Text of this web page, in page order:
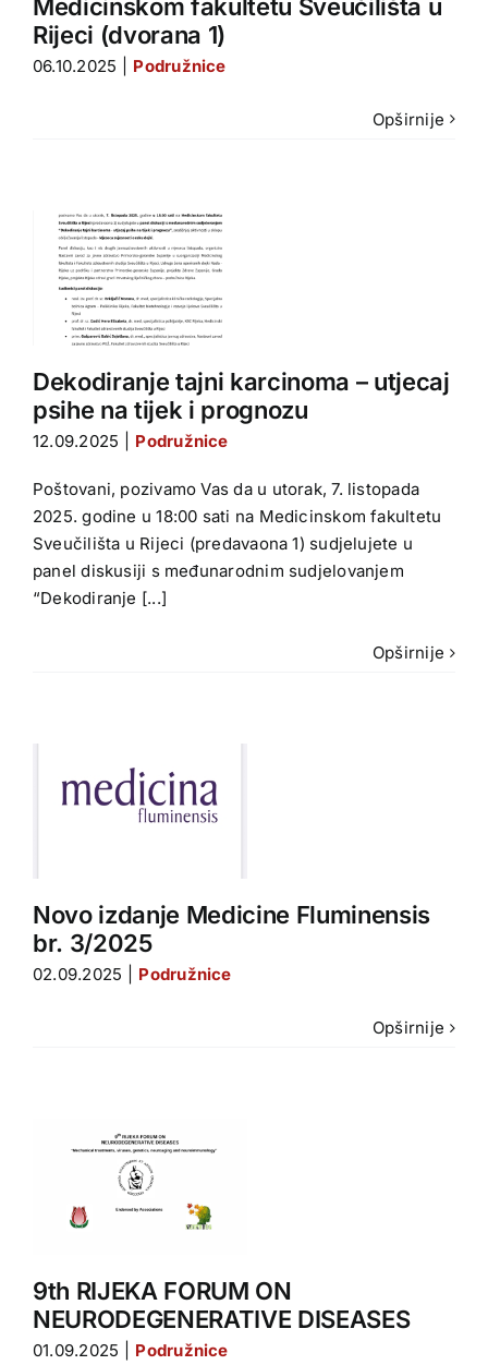
Medicinskom fakultetu Sveučilišta u
Rijeci (dvorana 1)
06.10.2025 Podružnice
Opširnije
Dekodiranje tajni karcinoma – utjecaj
psihe na tijek i prognozu
12.09.2025 Podružnice
Poštovani, pozivamo Vas da u utorak, 7. listopada
2025. godine u 18:00 sati na Medicinskom fakultetu
Sveučilišta u Rijeci (predavaona 1) sudjelujete u
panel diskusiji s međunarodnim sudjelovanjem
“Dekodiranje [...]
Opširnije
Novo izdanje Medicine Fluminensis
br. 3/2025
02.09.2025 Podružnice
Opširnije
9th RIJEKA FORUM ON
NEURODEGENERATIVE DISEASES
01.09.2025 Podružnice